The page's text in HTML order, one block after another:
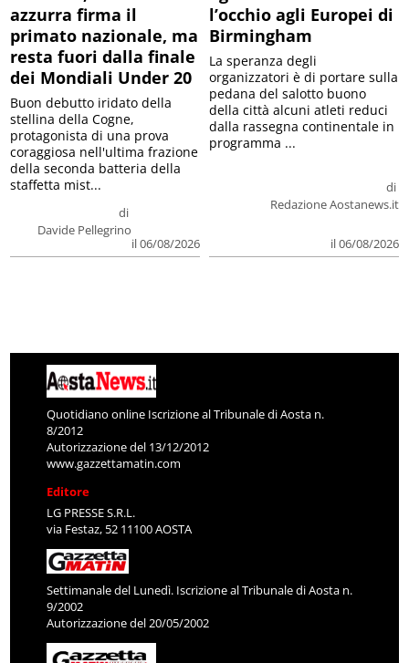
azzurra firma il
primato nazionale, ma
resta fuori dalla finale
dei Mondiali Under 20
di
Davide Pellegrino
il 06/08/2026
Buon debutto iridato della
stellina della Cogne,
protagonista di una prova
coraggiosa nell'ultima frazione
della seconda batteria della
staffetta mist...
l’occhio agli Europei di
Birmingham
di
Redazione Aostanews.it
il 06/08/2026
La speranza degli
organizzatori è di portare sulla
pedana del salotto buono
della città alcuni atleti reduci
dalla rassegna continentale in
programma ...
Quotidiano online Iscrizione al Tribunale di Aosta n.
8/2012
Autorizzazione del 13/12/2012
www.gazzettamatin.com
Editore
LG PRESSE S.R.L.
via Festaz, 52 11100 AOSTA
Settimanale del Lunedì. Iscrizione al Tribunale di Aosta n.
9/2002
Autorizzazione del 20/05/2002